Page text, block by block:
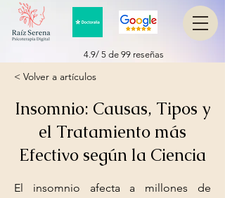
4.9/ 5 de 99 reseñas
< Volver a artículos
Insomnio: Causas, Tipos y
el Tratamiento más
Efectivo según la Ciencia
El insomnio afecta a millones de